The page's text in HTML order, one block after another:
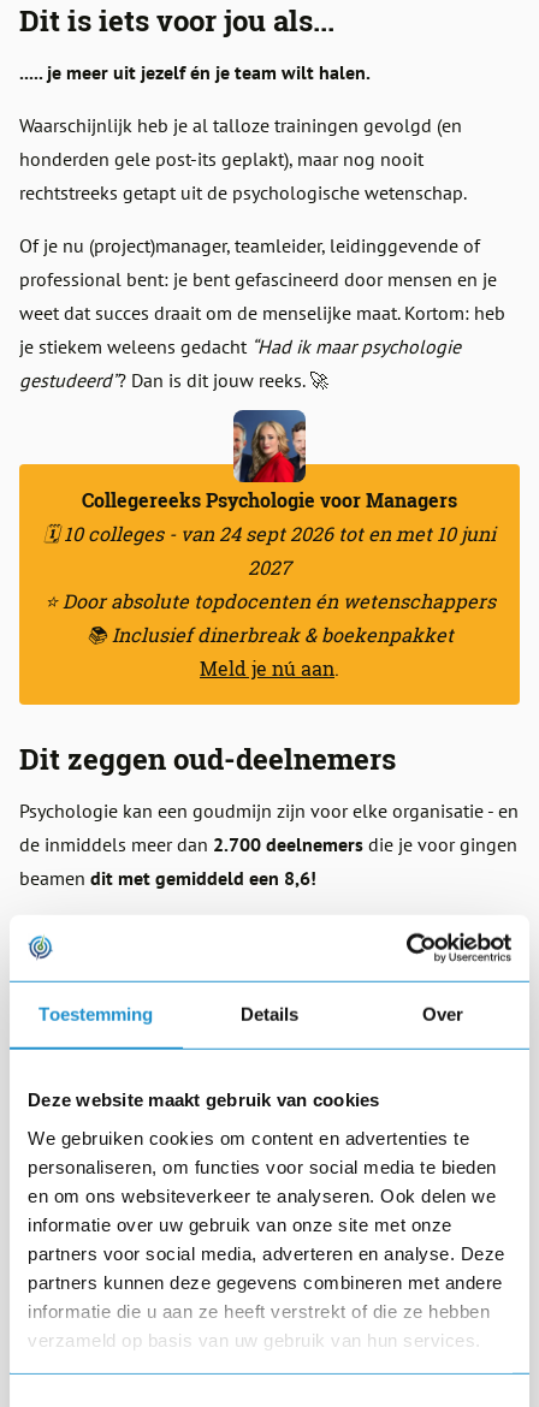
Toestemming Details Over
Deze website maakt gebruik van cookies
We gebruiken cookies om content en advertenties te
personaliseren, om functies voor social media te bieden
en om ons websiteverkeer te analyseren. Ook delen we
informatie over uw gebruik van onze site met onze
partners voor social media, adverteren en analyse. Deze
partners kunnen deze gegevens combineren met andere
informatie die u aan ze heeft verstrekt of die ze hebben
verzameld op basis van uw gebruik van hun services.
Dit is iets voor jou als...
..... je meer uit jezelf én je team wilt halen.
Waarschijnlijk heb je al talloze trainingen gevolgd (en
honderden gele post-its geplakt), maar nog nooit
rechtstreeks getapt uit de psychologische wetenschap.
Of je nu (project)manager, teamleider, leidinggevende of
professional bent: je bent gefascineerd door mensen en je
weet dat succes draait om de menselijke maat. Kortom: heb
je stiekem weleens gedacht “Had ik maar psychologie
gestudeerd”? Dan is dit jouw reeks. 🚀
Collegereeks Psychologie voor Managers
🗓️ 10 colleges - van 24 sept 2026 tot en met 10 juni
2027
⭐️ Door absolute topdocenten én wetenschappers
📚 Inclusief dinerbreak & boekenpakket
Meld je nú aan.
Dit zeggen oud-deelnemers
Psychologie kan een goudmijn zijn voor elke organisatie - en
de inmiddels meer dan 2.700 deelnemers die je voor gingen
beamen dit met gemiddeld een 8,6!
💡 '' Elke bijeenkomst heb ik ervaren als een cadeau, omdat
er steeds bijzonder interessante en toepasbare thema's zijn
kunde om deze kennis op een inspirerende manier over te
onderweg naar huis, alvast denkende wat en hoe ik hetgeen
ik geleerd heb, toe kan passen op mijzelf en overbrengen
aan mijn teamleden. Deze reeks colleges is naar mijn mening
zeer waardevol voor ieders persoonlijke ontwikkeling en
derhalve een must voor elke manager.''
💡 ''Deze collegereeks zou tot de basis van alle medewerkers
en managers moeten behoren, nodigt uit om ermee aan de